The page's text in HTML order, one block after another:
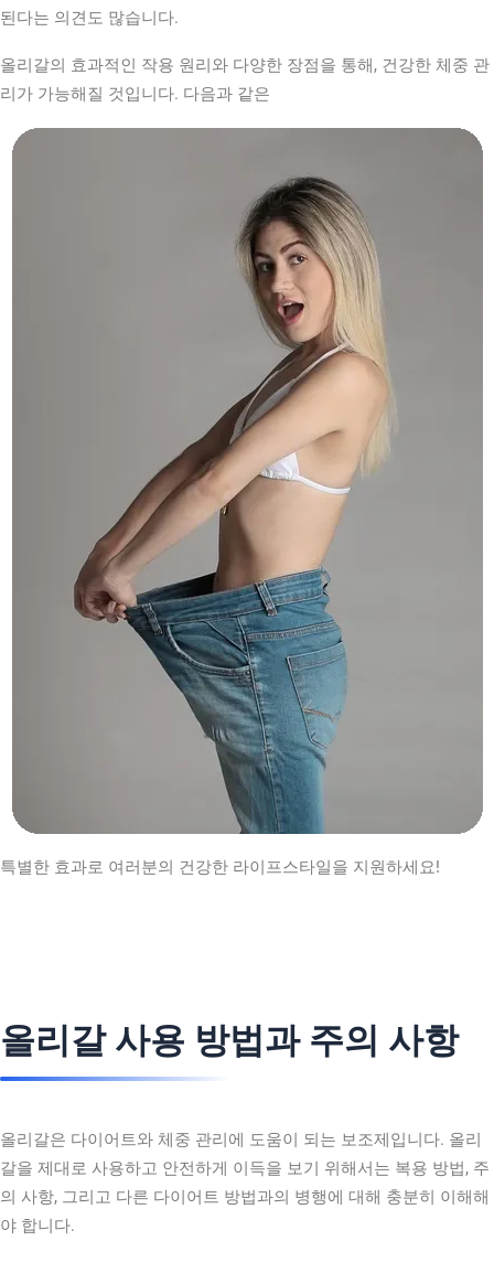
된다는 의견도 많습니다.
올리갈의 효과적인 작용 원리와 다양한 장점을 통해, 건강한 체중 관
리가 가능해질 것입니다. 다음과 같은
특별한 효과로 여러분의 건강한 라이프스타일을 지원하세요!
올리갈 사용 방법과 주의 사항
올리갈은 다이어트와 체중 관리에 도움이 되는 보조제입니다. 올리
갈을 제대로 사용하고 안전하게 이득을 보기 위해서는 복용 방법, 주
의 사항, 그리고 다른 다이어트 방법과의 병행에 대해 충분히 이해해
야 합니다.